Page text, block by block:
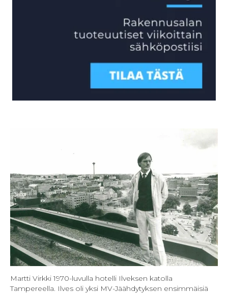
Martti Virkki 1970-luvulla hotelli Ilveksen katolla
Tampereella. Ilves oli yksi MV-Jäähdytyksen ensimmäisiä